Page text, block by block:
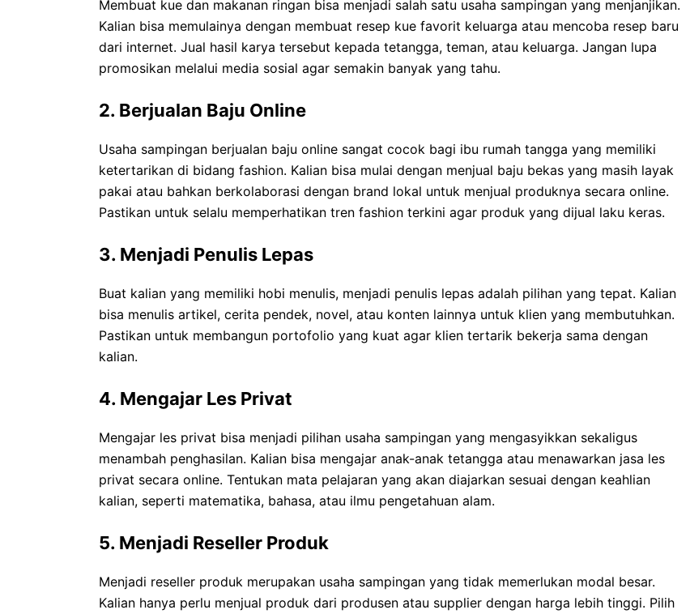
Membuat kue dan makanan ringan bisa menjadi salah satu usaha sampingan yang menjanjikan.
Kalian bisa memulainya dengan membuat resep kue favorit keluarga atau mencoba resep baru
dari internet. Jual hasil karya tersebut kepada tetangga, teman, atau keluarga. Jangan lupa
promosikan melalui media sosial agar semakin banyak yang tahu.
2. Berjualan Baju Online
Usaha sampingan berjualan baju online sangat cocok bagi ibu rumah tangga yang memiliki
ketertarikan di bidang fashion. Kalian bisa mulai dengan menjual baju bekas yang masih layak
pakai atau bahkan berkolaborasi dengan brand lokal untuk menjual produknya secara online.
Pastikan untuk selalu memperhatikan tren fashion terkini agar produk yang dijual laku keras.
3. Menjadi Penulis Lepas
Buat kalian yang memiliki hobi menulis, menjadi penulis lepas adalah pilihan yang tepat. Kalian
bisa menulis artikel, cerita pendek, novel, atau konten lainnya untuk klien yang membutuhkan.
Pastikan untuk membangun portofolio yang kuat agar klien tertarik bekerja sama dengan
kalian.
4. Mengajar Les Privat
Mengajar les privat bisa menjadi pilihan usaha sampingan yang mengasyikkan sekaligus
menambah penghasilan. Kalian bisa mengajar anak-anak tetangga atau menawarkan jasa les
privat secara online. Tentukan mata pelajaran yang akan diajarkan sesuai dengan keahlian
kalian, seperti matematika, bahasa, atau ilmu pengetahuan alam.
5. Menjadi Reseller Produk
Menjadi reseller produk merupakan usaha sampingan yang tidak memerlukan modal besar.
Kalian hanya perlu menjual produk dari produsen atau supplier dengan harga lebih tinggi. Pilih